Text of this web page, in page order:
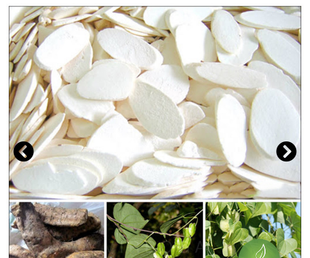
Hoài sơn (Củ mài) - Thảo dược Bách An Khang JD301 hoaison